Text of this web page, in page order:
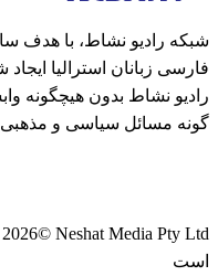
شبکه رادیو نشاط، با هدف
فارسی زبانان استرالیا
رادیو نشاط بدون هیچگونه
گونه مسائل سیاسی و مذهبی
2026
است